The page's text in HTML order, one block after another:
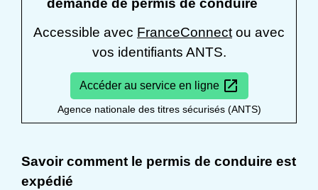
demande de permis de conduire
Accessible avec FranceConnectou avec
vos identifiants ANTS.
Accéder au service en ligne open_in_new
Agence nationale des titres sécurisés (ANTS)
Savoir comment le permis de conduire est
expédié